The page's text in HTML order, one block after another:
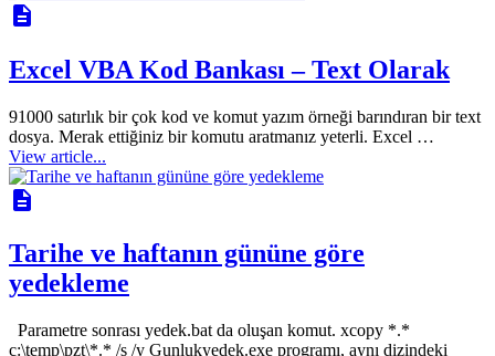
description
Excel VBA Kod Bankası – Text Olarak
91000 satırlık bir çok kod ve komut yazım örneği barındıran bir text
dosya. Merak ettiğiniz bir komutu aratmanız yeterli. Excel …
View article...
description
Tarihe ve haftanın gününe göre
yedekleme
Parametre sonrası yedek.bat da oluşan komut. xcopy *.*
c:\temp\pzt\*.* /s /y Gunlukyedek.exe programı, aynı dizindeki